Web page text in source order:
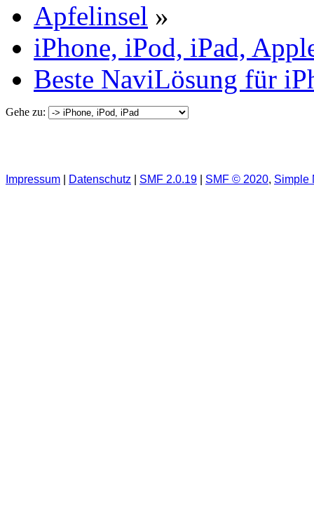
Apfelinsel »
iPhone, iPod, iPad,
Beste NaviLösung für
Gehe zu:
Impressum Datenschutz SMF 2.0.19 SMF © 2020, Simple